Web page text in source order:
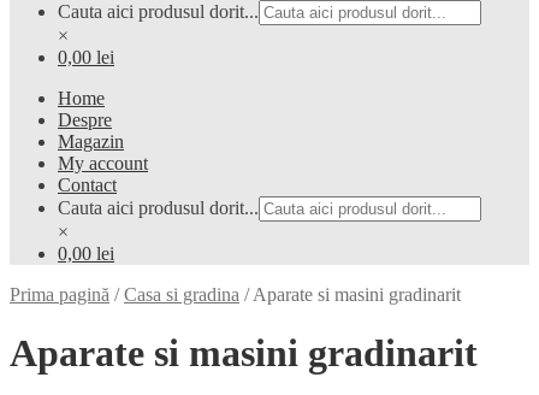
Cauta aici produsul dorit...
×
0,00 lei
Home
Despre
Magazin
My account
Contact
Cauta aici produsul dorit...
×
0,00 lei
Prima pagină /Casa si gradina /Aparate si masini gradinarit
Aparate si masini gradinarit